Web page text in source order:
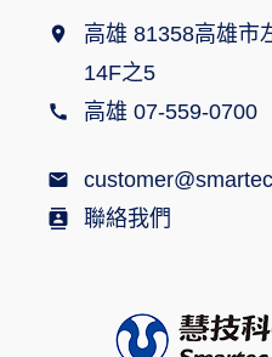
高雄 81358高雄市
14F之5
高雄 07-559-0700
聯絡我們